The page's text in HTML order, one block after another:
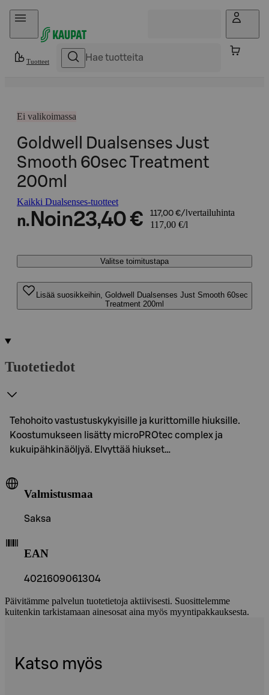
Hyppää sisältöön
Tuotteet
Ei valikoimassa
Goldwell Dualsenses Just
Smooth 60sec Treatment
200ml
Kaikki Dualsenses-tuotteet
n. Noin23,40 € 117,00 €/l vertailuhinta
117,00 €/l
Valitse toimitustapa
Lisää suosikkeihin, Goldwell Dualsenses Just Smooth 60sec
Treatment 200ml
Tuotetiedot
Tehohoito vastustuskykyisille ja kurittomille hiuksille.
Koostumukseen lisätty microPROtec complex ja
kukuipähkinäöljyä. Elvyttää hiukset…
Valmistusmaa
Saksa
EAN
4021609061304
Päivitämme palvelun tuotetietoja aktiivisesti. Suosittelemme
kuitenkin tarkistamaan ainesosat aina myös myyntipakkauksesta.
Katso myös